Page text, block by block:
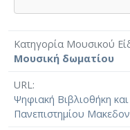
Κατηγορία Μουσικού
Μουσική δωματίου
URL
Ψηφιακή Βιβλιοθήκη
Πανεπιστημίου